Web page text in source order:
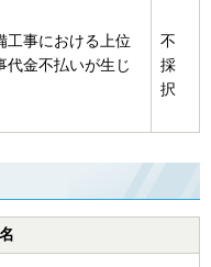
工事における上位
代金不払いが生じ
不
採
択